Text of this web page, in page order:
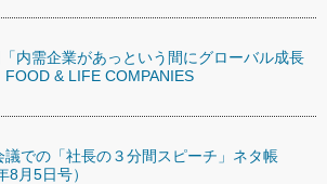
内需企業があっという間にグローバル成長
FOOD & LIFE COMPANIES
議での「社長の３分間スピーチ」ネタ帳
8月5日号）